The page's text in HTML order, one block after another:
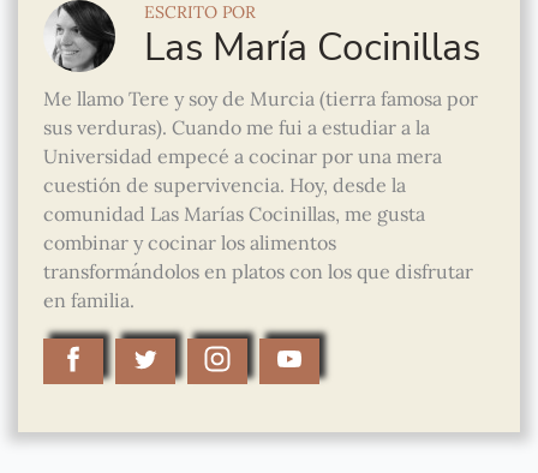
ESCRITO POR
Las María Cocinillas
Me llamo Tere y soy de Murcia (tierra famosa por
sus verduras). Cuando me fui a estudiar a la
Universidad empecé a cocinar por una mera
cuestión de supervivencia. Hoy, desde la
comunidad Las Marías Cocinillas, me gusta
combinar y cocinar los alimentos
transformándolos en platos con los que disfrutar
en familia.